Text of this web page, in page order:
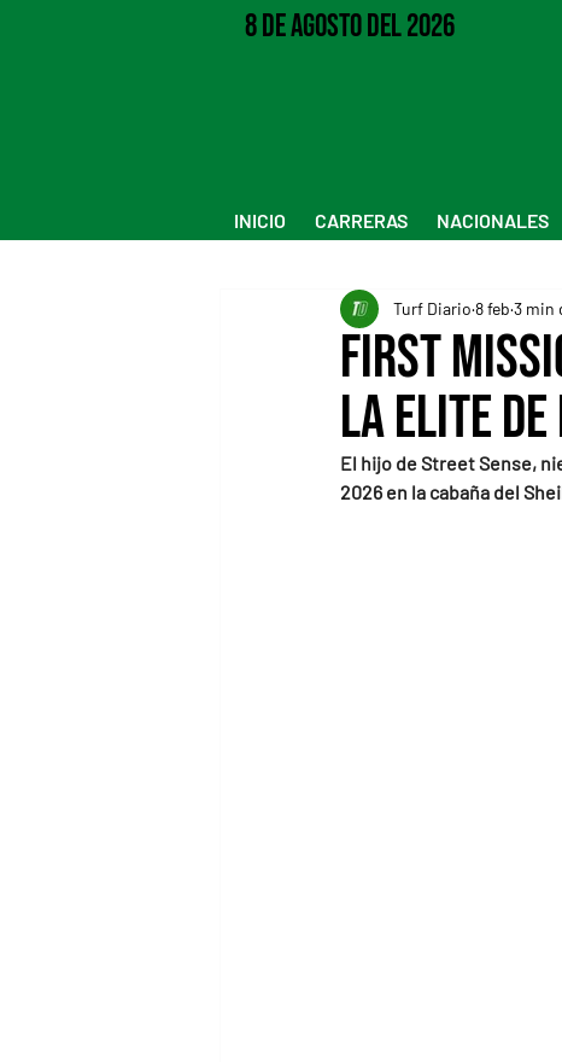
8 de Agosto del 2026
INICIO CARRERAS NACIONALES
First
la elite
Turf Diario 8 feb 3 min
El hijo de Street Sense,
2026 en la cabaña del